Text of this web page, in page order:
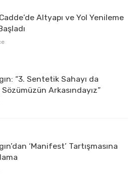
Altyapı ve Yol Yenileme
“3. Sentetik Sahayı da
Sözümüzün Arkasındayız”
‘Manifest’ Tartışmasına